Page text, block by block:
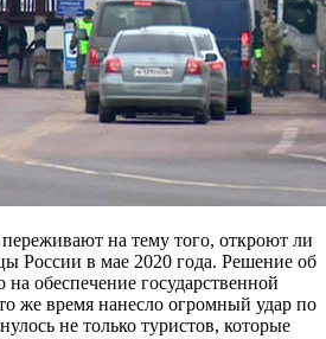
на тему того, откроют ли
России в мае 2020 года. Решение об
обеспечение государственной
же время нанесло огромный удар по
не только туристов, которые